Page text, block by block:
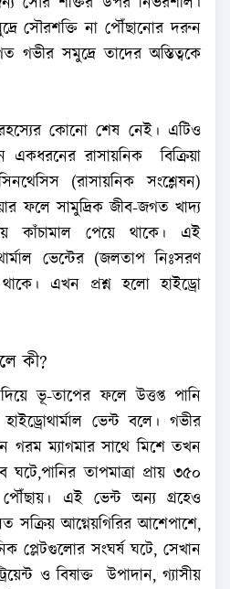
সৌরশক্তি না পৌঁছানোর দরুন
গভীর সমুদ্রে তাদের অস্তিত্বকে
কোনো শেষ নেই। এটিও
রাসায়নিক বিক্রিয়া
(রাসায়নিক সংশ্লেষন)
ফলে সামুদ্রিক জীব-জগত খাদ্য
কাঁচামাল পেয়ে থাকে। এই
ভেন্টের (জলতাপ নিঃসরণ
এখন প্রশ্ন হলো হাইড্রো
কী?
ভূ-তাপের ফলে উত্তপ্ত পানি
ভেন্ট বলে। গভীর
গরম ম্যাগমার সাথে মিশে তখন
তাপমাত্রা প্রায় ৩৫০
পৌঁছায়। এই ভেন্ট অন্য গ্রহেও
সক্রিয় আগ্নেয়গিরির আশেপাশে,
প্লেটগুলোর সংঘর্ষ ঘটে, সেখান
ও বিষাক্ত উপাদান, গ্যাসীয়